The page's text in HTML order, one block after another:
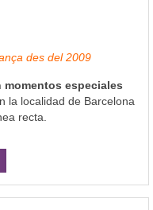
des del 2009
momentos especiales
la localidad de Barcelona
recta.